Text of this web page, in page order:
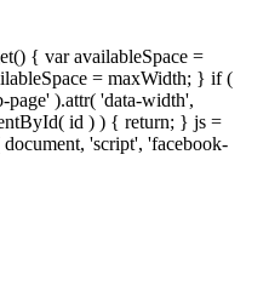
{ var availableSpace =
= maxWidth; } if (
).attr( 'data-width',
id ) ) { return; } js =
'script', 'facebook-